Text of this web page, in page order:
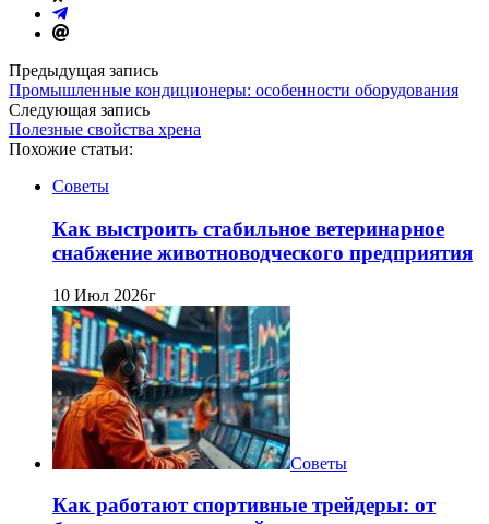
Предыдущая запись
Промышленные кондиционеры: особенности оборудования
Следующая запись
Полезные свойства хрена
Похожие статьи:
Советы
Как выстроить стабильное ветеринарное
снабжение животноводческого предприятия
10 Июл 2026г
Советы
Как работают спортивные трейдеры: от